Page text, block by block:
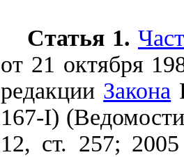
Статья 1.
от 21 октября
редакции Закона
167-I)
12, ст. 257;